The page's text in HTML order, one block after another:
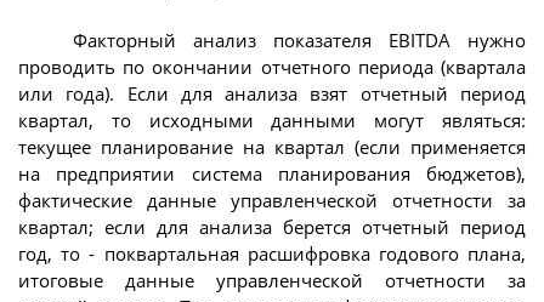
Факторный анализ показателя EBITDA нужно
проводить по окончании отчетного периода (квартала
или года). Если для анализа взят отчетный период
квартал, то исходными данными могут являться:
текущее планирование на квартал (если применяется
на предприятии система планирования бюджетов),
фактические данные управленческой отчетности за
квартал; если для анализа берется отчетный период
год, то - поквартальная расшифровка годового плана,
итоговые данные управленческой отчетности за